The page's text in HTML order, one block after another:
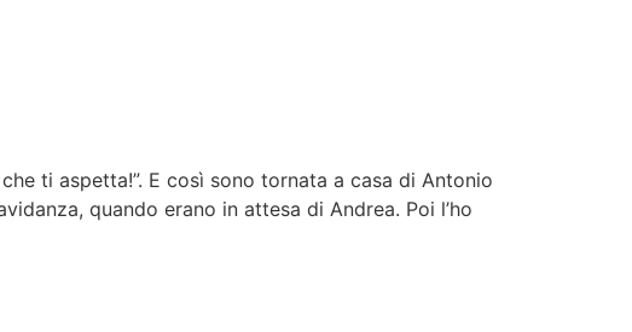
ti aspetta!”. E così sono tornata a casa di Antonio
quando erano in attesa di Andrea. Poi l’ho